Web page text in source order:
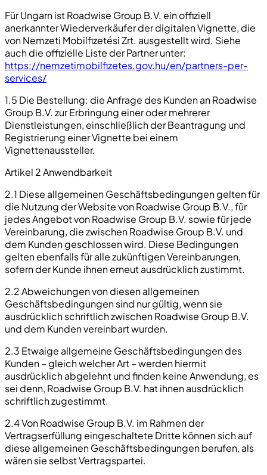
Für Ungarn ist Roadwise Group B.V. ein offiziell
anerkannter Wiederverkäufer der digitalen Vignette, die
von Nemzeti Mobilfizetési Zrt. ausgestellt wird. Siehe
auch die offizielle Liste der Partner unter:
https://nemzetimobilfizetes.gov.hu/en/partners-per-
services/
1.5 Die Bestellung: die Anfrage des Kunden an Roadwise
Group B.V. zur Erbringung einer oder mehrerer
Dienstleistungen, einschließlich der Beantragung und
Registrierung einer Vignette bei einem
Vignettenaussteller.
Artikel 2 Anwendbarkeit
2.1 Diese allgemeinen Geschäftsbedingungen gelten für
die Nutzung der Website von Roadwise Group B.V., für
jedes Angebot von Roadwise Group B.V. sowie für jede
Vereinbarung, die zwischen Roadwise Group B.V. und
dem Kunden geschlossen wird. Diese Bedingungen
gelten ebenfalls für alle zukünftigen Vereinbarungen,
sofern der Kunde ihnen erneut ausdrücklich zustimmt.
2.2 Abweichungen von diesen allgemeinen
Geschäftsbedingungen sind nur gültig, wenn sie
ausdrücklich schriftlich zwischen Roadwise Group B.V.
und dem Kunden vereinbart wurden.
2.3 Etwaige allgemeine Geschäftsbedingungen des
Kunden – gleich welcher Art – werden hiermit
ausdrücklich abgelehnt und finden keine Anwendung, es
sei denn, Roadwise Group B.V. hat ihnen ausdrücklich
schriftlich zugestimmt.
2.4 Von Roadwise Group B.V. im Rahmen der
Vertragserfüllung eingeschaltete Dritte können sich auf
diese allgemeinen Geschäftsbedingungen berufen, als
wären sie selbst Vertragspartei.